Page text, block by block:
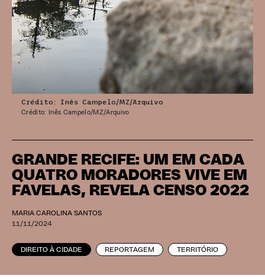
GRANDE RECIFE: UM EM CADA
QUATRO MORADORES VIVE EM
FAVELAS, REVELA CENSO 2022
MARIA CAROLINA SANTOS
11/11/2024
DIREITO À CIDADE REPORTAGEM TERRITÓRIO
Crédito: Inês Campelo/MZ/Arquivo
Crédito: Inês Campelo/MZ/Arquivo